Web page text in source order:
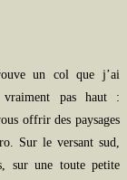
un col que j’ai
vraiment pas haut :
offrir des paysages
Sur le versant sud,
sur une toute petite